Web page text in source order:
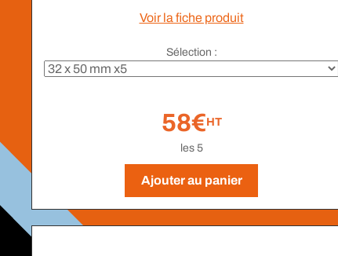
Voir la fiche produit
Sélection :
58€HT
les 5
Ajouter au panier